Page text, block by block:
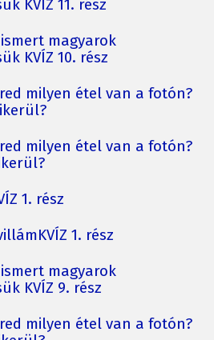
KVÍZ 11. rész
magyarok
KVÍZ 10. rész
milyen étel van a fotón?
milyen étel van a fotón?
1. rész
1. rész
magyarok
KVÍZ 9. rész
milyen étel van a fotón?